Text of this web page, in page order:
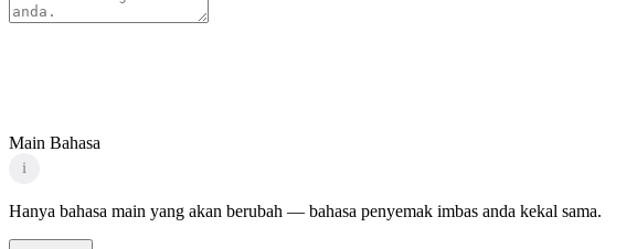
Main Bahasa
i
Hanya bahasa main yang akan berubah — bahasa penyemak imbas anda kekal sama.